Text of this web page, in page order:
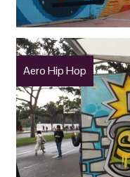
Aero Hip Hop